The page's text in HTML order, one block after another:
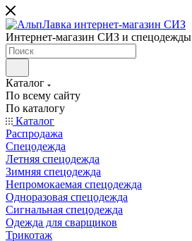
Интернет-магазин СИЗ и спецодежды
Каталог
По всему сайту
По каталогу
Каталог
Распродажа
Спецодежда
Летняя спецодежда
Зимняя спецодежда
Непромокаемая спецодежда
Одноразовая спецодежда
Сигнальная спецодежда
Одежда для сварщиков
Трикотаж